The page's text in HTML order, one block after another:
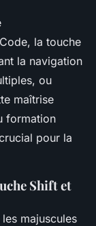
la touche
la navigation
ou
maîtrise
formation
pour la
Shift et
majuscules